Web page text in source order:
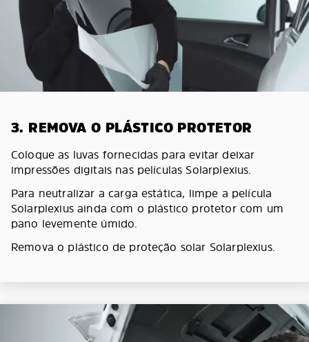
3. REMOVA O PLÁSTICO PROTETOR
Coloque as luvas fornecidas para evitar deixar
impressões digitais nas películas Solarplexius.
Para neutralizar a carga estática, limpe a película
Solarplexius ainda com o plástico protetor com um
pano levemente úmido.
Remova o plástico de proteção solar Solarplexius.